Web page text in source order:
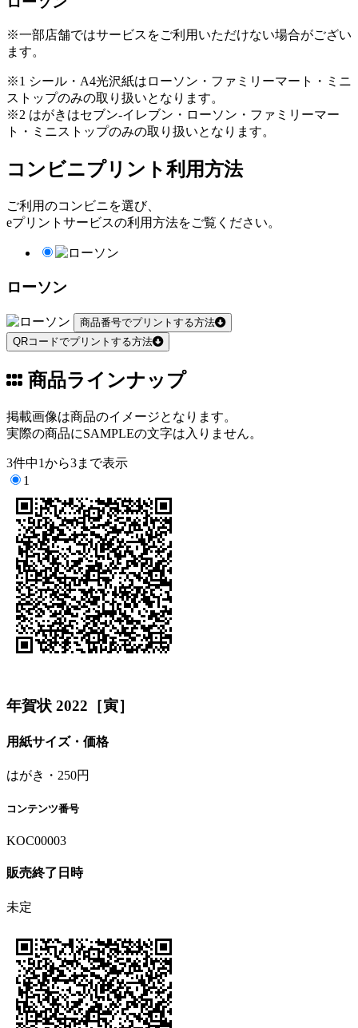
※一部店舗ではサービスをご利用いただけない場合がござい
ます。
※1 シール・A4光沢紙はローソン・ファミリーマート・ミニ
ストップのみの取り扱いとなります。
※2 はがきはセブン-イレブン・ローソン・ファミリーマー
ト・ミニストップのみの取り扱いとなります。
コンビニプリント利用方法
ご利用のコンビニを選び、
eプリントサービスの利用方法をご覧ください。
ローソン
商品番号でプリントする方法
QRコードでプリントする方法
商品ラインナップ
掲載画像は商品のイメージとなります。
実際の商品にSAMPLEの文字は入りません。
3件中1から3まで表示
1
年賀状 2022［寅］
用紙サイズ・価格
はがき・250円
コンテンツ番号
KOC00003
販売終了日時
未定